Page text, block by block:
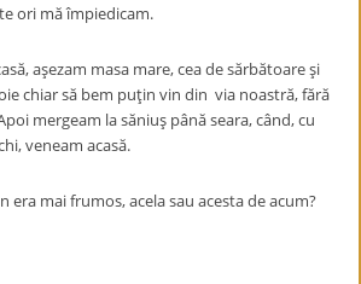
ori mă împiedicam.
aşezam masa mare, cea de sărbătoare şi
chiar să bem puţin vin din via noastră, fără
mergeam la săniuş până seara, când, cu
veneam acasă.
mai frumos, acela sau acesta de acum?